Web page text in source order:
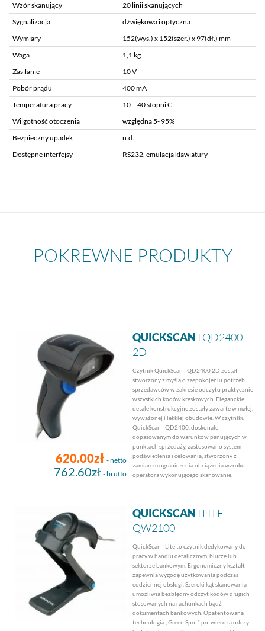
Wzór skanujący
20 linii skanujących
Sygnalizacja
dźwiękowa i optyczna
Wymiary
152(wys.) x 152(szer.) x 97(dł.) mm
Waga
1,1 kg
Zasilanie
10 V
Pobór prądu
400 mA
Temperatura pracy
10 – 40 stopni C
Wilgotność otoczenia
względna 5- 95%
Bezpieczny upadek
n.d.
Dostępne interfejsy
RS232, emulacja klawiatury
POKREWNE PRODUKTY
620.00zł - netto
762.60zł - brutto
QUICKSCAN I QD2400
2D
Czytnik QuickScan I QD2400 2D został
stworzony z myślą o zaspokojeniu potrzeb
sprzedawców w zakresie odczytu praktycznie
wszystkich kodów kreskowych. Eleganckie
detale konstrukcyjne zostały zawarte w małej,
wyważonej i lekkiej obudowie. W czytniku
QuickScan I QD2400, doskonale
dopasowanym do warunków panujących w
punktach sprzedaży, zastosowano system
podświetlenia i celowania, stworzony z
zamiarem ograniczenia obciążenia wzroku
operatora wykonującego skanowanie.
QUICKSCAN I LITE
QW2100
QuickScan I Lite to czytnik dedykowany do
pracy w handlu detalicznym, biurze lub
sektorze bankowym. Ergonomiczny kształt
zapewnia wygodę użytkowania podczas
codziennej obsługi. Szeroki kąt skanowania
umożliwia bezbłędny odczyt kodów długich
stosowanych na rachunkach bądź
dokumentach bankowych. Opatentowana
technologia „Green Spot” potwierdza odczyt